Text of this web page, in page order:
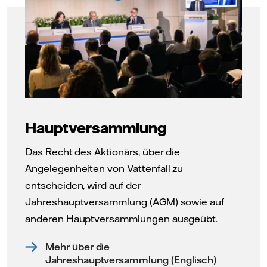
Hauptversammlung
Das Recht des Aktionärs, über die
Angelegenheiten von Vattenfall zu
entscheiden, wird auf der
Jahreshauptversammlung (AGM) sowie auf
anderen Hauptversammlungen ausgeübt.
Mehr über die
Jahreshauptversammlung (Englisch)